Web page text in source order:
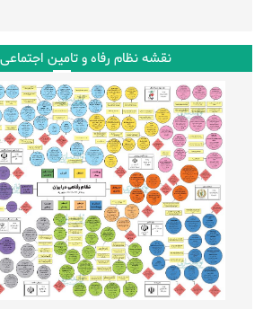
نقشه نظام رفاه و تامین اجتماعی